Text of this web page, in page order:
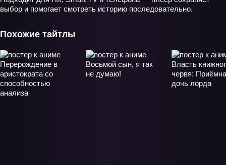
выбор и помогает смотреть историю последовательно.
Похожие тайтлы